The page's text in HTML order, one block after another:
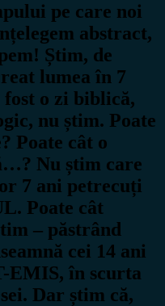
pe care noi
abstract,
Știm, de
lumea în 7
o zi biblică,
nu știm. Poate
Poate cât o
Nu știm care
7 ani petrecuți
Poate cât
– păstrând
cei 14 ani
EMIS, în scurta
Dar știm că,